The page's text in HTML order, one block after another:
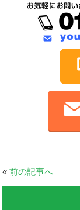
«前の記事へ